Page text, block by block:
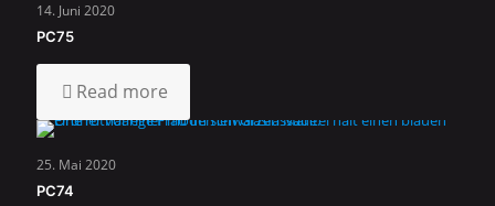
14. Juni 2020
PC75
Read more
25. Mai 2020
PC74